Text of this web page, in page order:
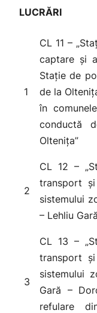
LUCRĂRI
1
CL 11 –
captare și
Stație de
de la
în
conductă
Oltenița”
2
CL 12 –
transport
sistemului
– Lehliu
3
CL 13 –
transport
sistemului
Gară –
refulare